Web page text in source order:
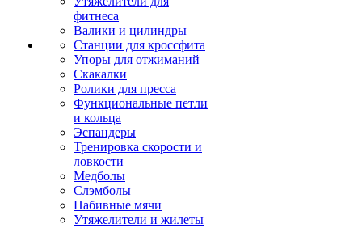
фитнеса
Валики и цилиндры
Станции для кроссфита
Упоры для отжиманий
Скакалки
Ролики для пресса
Функциональные петли
и кольца
Эспандеры
Тренировка скорости и
ловкости
Медболы
Слэмболы
Набивные мячи
Утяжелители и жилеты